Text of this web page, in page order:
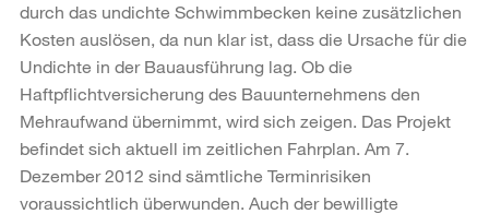
durch das undichte Schwimmbecken keine zusätzlichen
Kosten auslösen, da nun klar ist, dass die Ursache für die
Undichte in der Bauausführung lag. Ob die
Haftpflichtversicherung des Bauunternehmens den
Mehraufwand übernimmt, wird sich zeigen. Das Projekt
befindet sich aktuell im zeitlichen Fahrplan. Am 7.
Dezember 2012 sind sämtliche Terminrisiken
voraussichtlich überwunden. Auch der bewilligte